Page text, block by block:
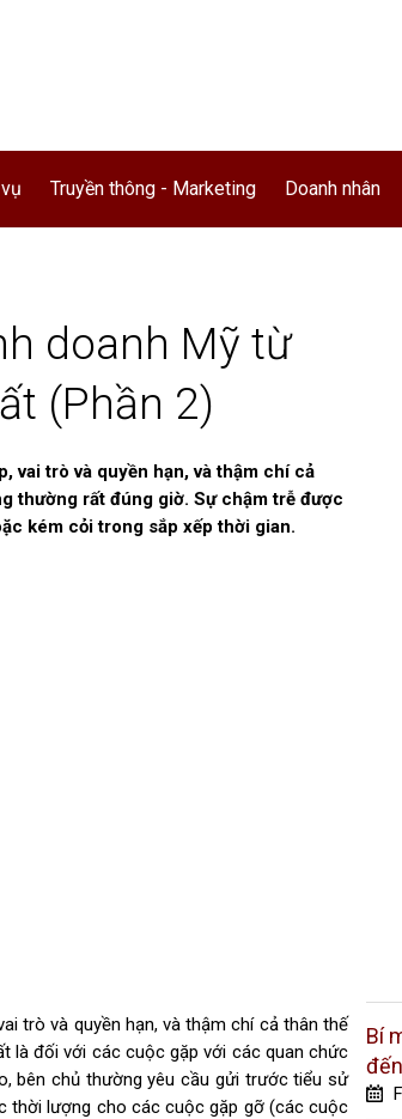
Truyền thông - Marketing Doanh nhân
doanh Mỹ từ
(Phần 2)
vai trò và quyền hạn, và thậm chí cả
thường rất đúng giờ. Sự chậm trễ được
kém cỏi trong sắp xếp thời gian.
trò và quyền hạn, và thậm chí cả thân thế
là đối với các cuộc gặp với các quan chức
bên chủ thường yêu cầu gửi trước tiểu sử
lượng cho các cuộc gặp gỡ (các cuộc
Bí